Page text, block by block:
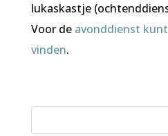
lukaskastje
Voor de avonddienst
vinden.